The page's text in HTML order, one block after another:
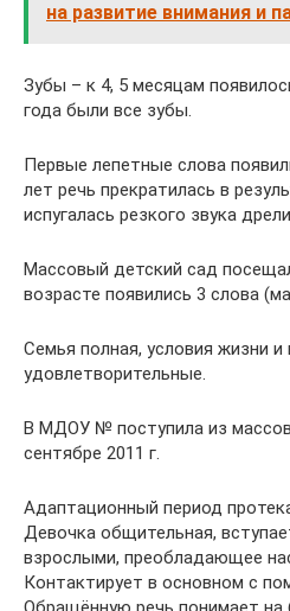
на развитие внимания и
Зубы – к 4, 5 месяцам
года были все зубы.
Первые лепетные слова
лет речь прекратилась в
испугалась резкого звука
Массовый детский сад
возрасте появились 3 слова
Семья полная, условия жизни и
удовлетворительные.
В МДОУ № поступила из
сентябре 2011 г.
Адаптационный период
Девочка общительная,
взрослыми, преобладающее
Контактирует в основном с